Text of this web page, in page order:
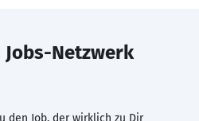
Jobs-Netzwerk
den Job, der wirklich zu Dir